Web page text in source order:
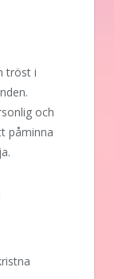
tröst i
och
påminna